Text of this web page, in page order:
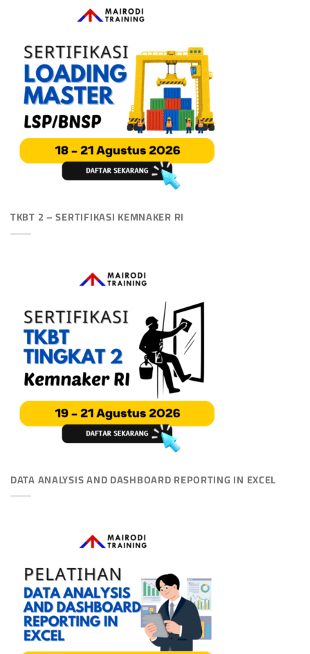
TKBT 2 – SERTIFIKASI KEMNAKER RI
DATA ANALYSIS AND DASHBOARD REPORTING IN EXCEL